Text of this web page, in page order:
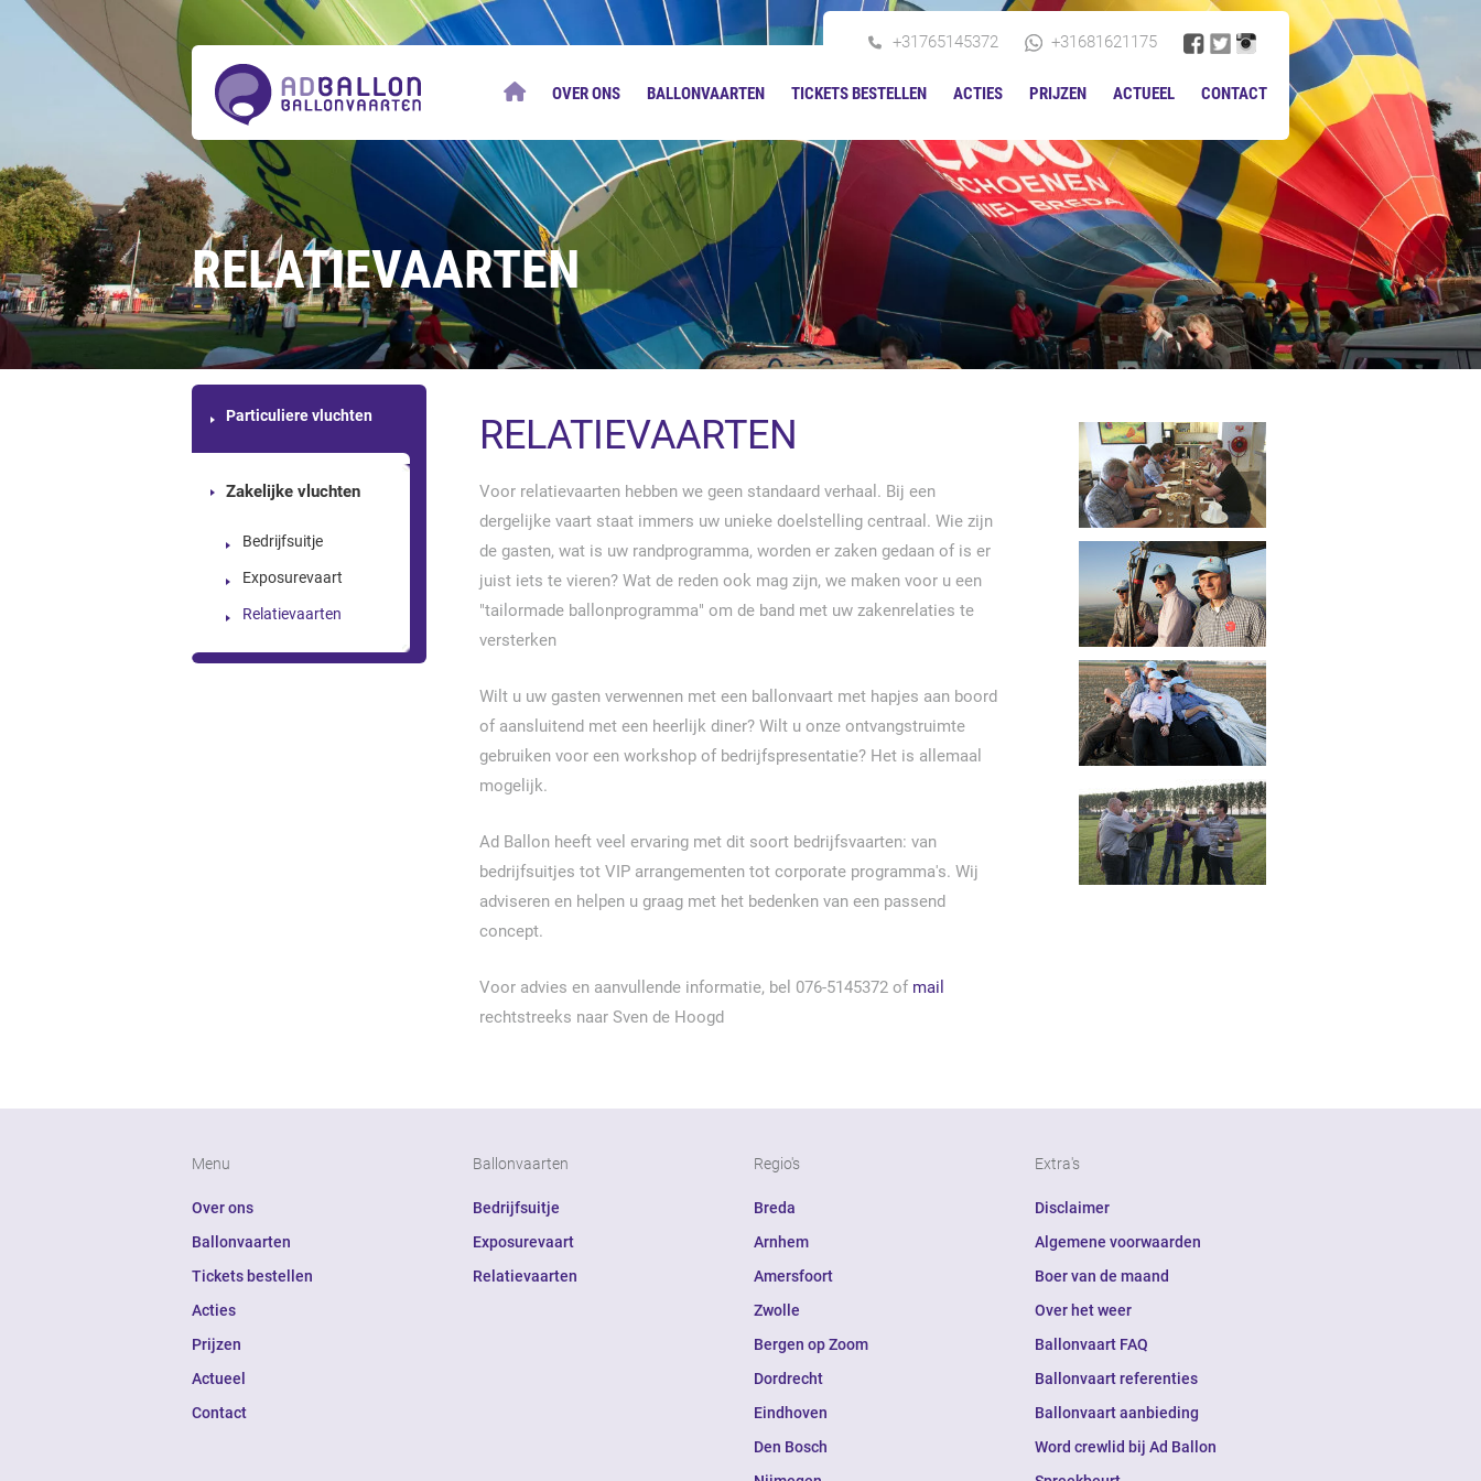
Ballonvaarten
Actueel
Contact
OVER ONS BALLONVAARTEN TICKETS BESTELLEN ACTIES PRIJZEN ACTUEEL CONTACT
+31765145372 +31681621175
RELATIEVAARTEN
Particuliere vluchten
Zakelijke vluchten
Bedrijfsuitje
Exposurevaart
Relatievaarten
RELATIEVAARTEN
Voor relatievaarten hebben we geen standaard verhaal. Bij een
dergelijke vaart staat immers uw unieke doelstelling centraal. Wie zijn
de gasten, wat is uw randprogramma, worden er zaken gedaan of is er
juist iets te vieren? Wat de reden ook mag zijn, we maken voor u een
"tailormade ballonprogramma" om de band met uw zakenrelaties te
versterken
Wilt u uw gasten verwennen met een ballonvaart met hapjes aan boord
of aansluitend met een heerlijk diner? Wilt u onze ontvangstruimte
gebruiken voor een workshop of bedrijfspresentatie? Het is allemaal
mogelijk.
Ad Ballon heeft veel ervaring met dit soort bedrijfsvaarten: van
bedrijfsuitjes tot VIP arrangementen tot corporate programma's. Wij
adviseren en helpen u graag met het bedenken van een passend
concept.
Voor advies en aanvullende informatie, bel 076-5145372 of mail
rechtstreeks naar Sven de Hoogd
Menu
Over ons
Ballonvaarten
Tickets bestellen
Acties
Prijzen
Actueel
Contact
Ballonvaarten
Bedrijfsuitje
Exposurevaart
Relatievaarten
Regio's
Breda
Arnhem
Amersfoort
Zwolle
Bergen op Zoom
Dordrecht
Eindhoven
Den Bosch
Extra's
Disclaimer
Algemene voorwaarden
Boer van de maand
Over het weer
Ballonvaart FAQ
Ballonvaart referenties
Ballonvaart aanbieding
Word crewlid bij Ad Ballon